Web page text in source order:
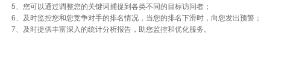
5、您可以通过调整您的关键词捕捉到各类不同的目标访问者；
6、及时监控您和您竞争对手的排名情况，当您的排名下滑时，向您发出预警；
7、及时提供丰富深入的统计分析报告，助您监控和优化服务。